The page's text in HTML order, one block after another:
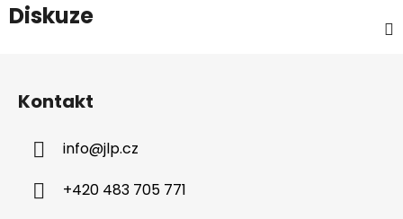
Diskuze
Kontakt
info@jlp.cz
+420 483 705 771